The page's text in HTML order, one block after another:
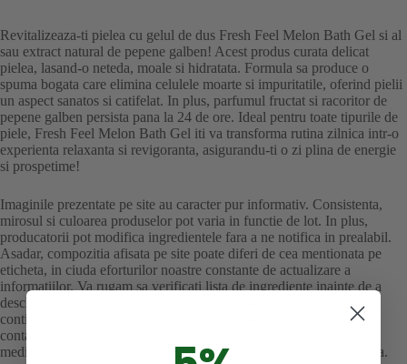
Revitalizeaza-ti pielea cu gelul de dus Fresh Feel Melon Bath Gel si al
sau extract natural de pepene galben! Acest produs curata delicat
pielea, lasand-o neteda, moale si hidratata. Formula sa produce o
spuma bogata care elimina celulele moarte si impuritatile, oferind pielii
un aspect sanatos si catifelat. In plus, parfumul fructat si racoritor de
pepene galben persista pana la 24 de ore. Ideal pentru toate tipurile de
piele, Fresh Feel Melon Bath Gel iti va transforma rutina zilnica intr-o
experienta relaxanta si revigoranta, asigurandu-ti o zi plina de energie
si prospetime!
Imaginile prezentate pe site au caracter pur informativ. Consistenta,
mirosul si culoarea produselor pot varia in functie de lot. In plus,
producatorii pot modifica ingredientele fara a ne notifica in prealabil.
Asadar, compozitia afisata pe site poate diferi de cea mentionata pe
eticheta, in ciuda eforturilor noastre constante de actualizare a
informatiilor. Va rugam sa verificati lista de ingrediente inainte de a
deschide produsul. In cazul in care identificati o formula diferita ce
contine ingrediente pe care doriti sa le evitati, va rugam sa ne
contactati. Informatiile prezentate pe site nu pot inlocui sfaturile
medicului, iar efectul produsului poate varia de la o persoana la alta.